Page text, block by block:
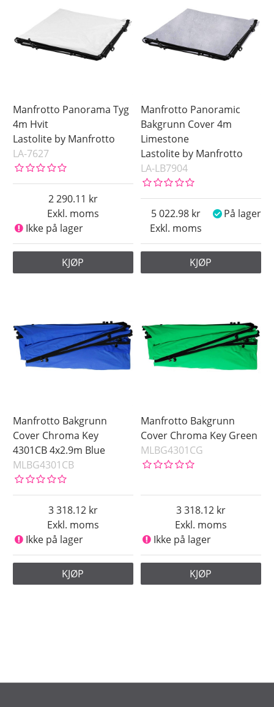
Manfrotto Panorama Tyg
4m Hvit
Lastolite by Manfrotto
LA-7627
Exkl. moms
2 290.11
Ikke på lager
KJØP
Manfrotto Panoramic
Bakgrunn Cover 4m
Limestone
Lastolite by Manfrotto
LA-LB7904
Exkl. moms
5 022.98 På lager
KJØP
Manfrotto Bakgrunn
Cover Chroma Key
4301CB 4x2.9m Blue
MLBG4301CB
Exkl. moms
3 318.12
Ikke på lager
KJØP
Manfrotto Bakgrunn
Cover Chroma Key Green
MLBG4301CG
Exkl. moms
3 318.12
Ikke på lager
KJØP